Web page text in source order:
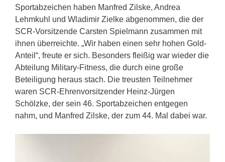
Sportabzeichen haben Manfred Zilske, Andrea
Lehmkuhl und Wladimir Zielke abgenommen, die der
SCR-Vorsitzende Carsten Spielmann zusammen mit
ihnen überreichte. „Wir haben einen sehr hohen Gold-
Anteil“, freute er sich. Besonders fleißig war wieder die
Abteilung Military-Fitness, die durch eine große
Beteiligung heraus stach. Die treusten Teilnehmer
waren SCR-Ehrenvorsitzender Heinz-Jürgen
Schölzke, der sein 46. Sportabzeichen entgegen
nahm, und Manfred Zilske, der zum 44. Mal dabei war.